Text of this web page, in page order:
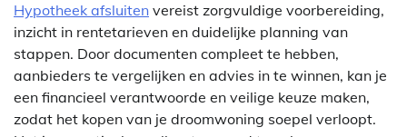
Hypotheek afsluiten vereist zorgvuldige voorbereiding,
inzicht in rentetarieven en duidelijke planning van
stappen. Door documenten compleet te hebben,
aanbieders te vergelijken en advies in te winnen, kan je
een financieel verantwoorde en veilige keuze maken,
zodat het kopen van je droomwoning soepel verloopt.